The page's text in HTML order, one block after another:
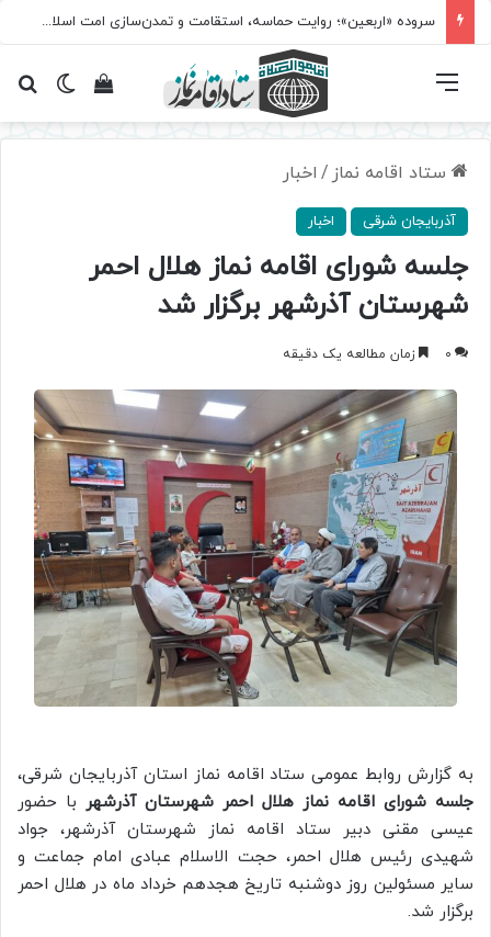
سروده‌ «اربعین»؛ روایت حماسه، استقامت و تمدن‌سازی امت اسلامی
تغییرمشاهده فهرست
ستاد اقامه نماز / اخبار
آذربایجان شرقی اخبار
جلسه شورای اقامه نماز هلال احمر
شهرستان آذرشهر برگزار شد
0 زمان مطالعه یک دقیقه
به گزارش روابط عمومی ستاد اقامه نماز استان آذربایجان شرقی،
جلسه شورای اقامه نماز هلال احمر شهرستان آذرشهر با حضور
عیسی مقنی دبیر ستاد اقامه نماز شهرستان آذرشهر، جواد
شهیدی رئیس هلال احمر، حجت الاسلام عبادی امام جماعت و
سایر مسئولین روز دوشنبه تاریخ هجدهم خرداد ماه در هلال احمر
برگزار شد.